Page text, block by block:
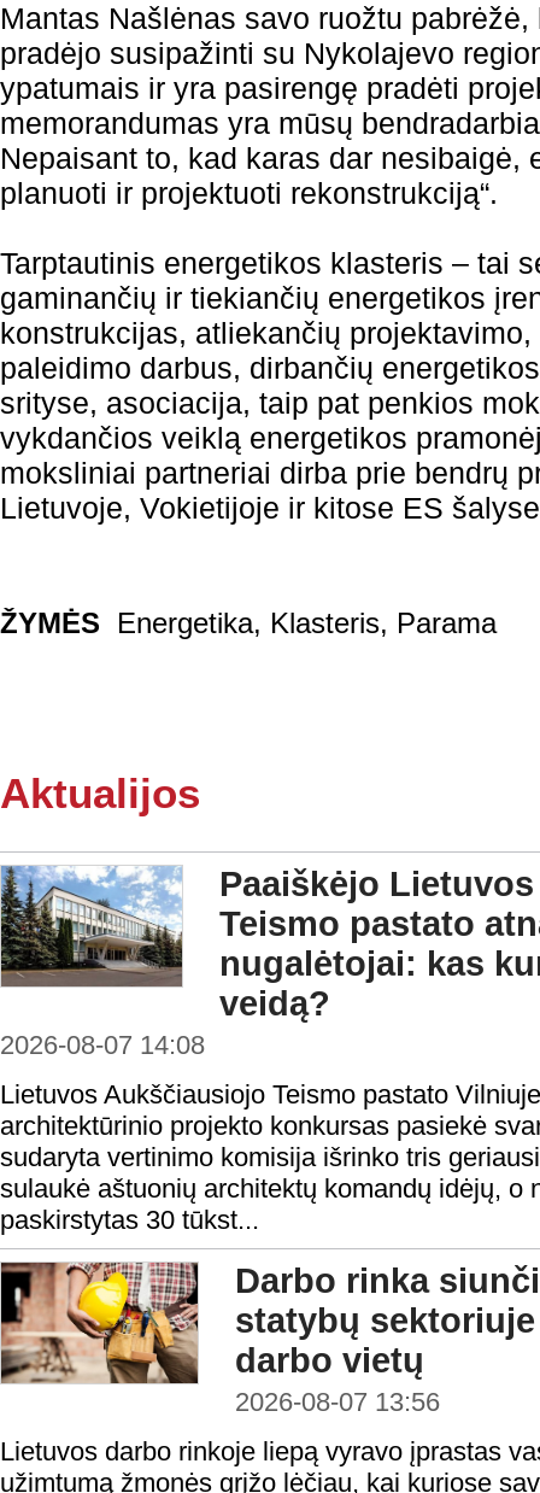
Mantas Našlėnas savo ruožtu
pradėjo susipažinti su Nykolajevo
ypatumais ir yra pasirengę pradėti
memorandumas yra mūsų
Nepaisant to, kad karas dar nesibaigė,
planuoti ir projektuoti rekonstrukciją“.
Tarptautinis energetikos klasteris – tai
gaminančių ir tiekiančių energetikos
konstrukcijas, atliekančių
paleidimo darbus, dirbančių
srityse, asociacija, taip pat penkios
vykdančios veiklą energetikos
moksliniai partneriai dirba prie bendrų
Lietuvoje, Vokietijoje ir kitose ES
ŽYMĖS Energetika, Klasteris, Parama
Aktualijos
Paaiškėjo
Teismo pastato
nugalėtojai: kas
veidą?
2026-08-07 14:08
Lietuvos Aukščiausiojo Teismo pastato
architektūrinio projekto konkursas pasiekė
sudaryta vertinimo komisija išrinko tris
sulaukė aštuonių architektų komandų idėjų, o
paskirstytas 30 tūkst...
Darbo rinka
statybų
darbo vietų
2026-08-07 13:56
Lietuvos darbo rinkoje liepą vyravo įprastas
užimtumą žmonės grįžo lėčiau, kai kuriose